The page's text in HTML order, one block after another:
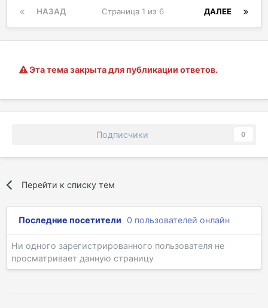
НАЗАД ДАЛЕЕ
Страница 1 из 6
Эта тема закрыта для публикации ответов.
Подписчики 0
Перейти к списку тем
Последние посетители 0 пользователей онлайн
Ни одного зарегистрированного пользователя не
просматривает данную страницу